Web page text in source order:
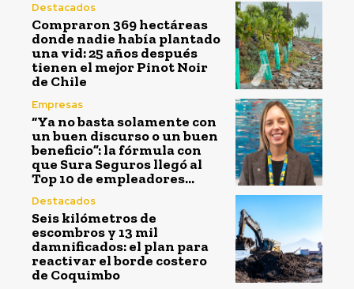
Destacados
Compraron 369 hectáreas
donde nadie había plantado
una vid: 25 años después
tienen el mejor Pinot Noir
de Chile
Empresas
“Ya no basta solamente con
un buen discurso o un buen
beneficio”: la fórmula con
que Sura Seguros llegó al
Top 10 de empleadores...
Destacados
Seis kilómetros de
escombros y 13 mil
damnificados: el plan para
reactivar el borde costero
de Coquimbo